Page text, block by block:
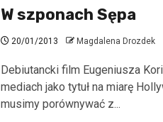
W szponach Sępa
20/01/2013 Magdalena Drozdek
Debiutancki film Eugeniusza
mediach jako tytuł na miarę
musimy porównywać z...